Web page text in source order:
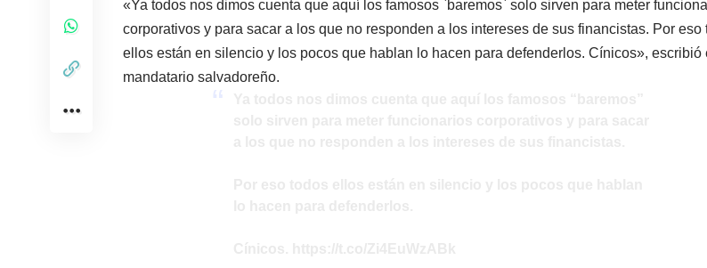
«Ya todos nos dimos cuenta que aquí los famosos `baremos` solo sirven para meter
corporativos y para sacar a los que no responden a los intereses de sus financistas. Por eso
ellos están en silencio y los pocos que hablan lo hacen para defenderlos. Cínicos», escribió
mandatario salvadoreño.